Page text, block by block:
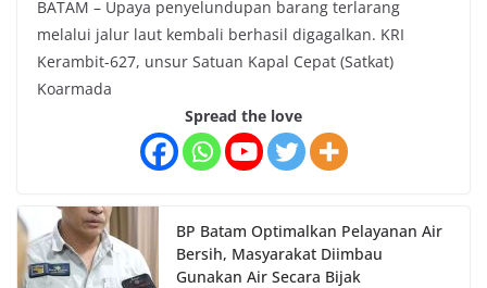
BATAM – Upaya penyelundupan barang terlarang
melalui jalur laut kembali berhasil digagalkan. KRI
Kerambit-627, unsur Satuan Kapal Cepat (Satkat)
Koarmada
Spread the love
BP Batam Optimalkan Pelayanan Air
Bersih, Masyarakat Diimbau
Gunakan Air Secara Bijak